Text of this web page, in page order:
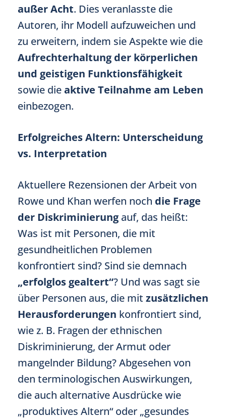
außer Acht. Dies veranlasste die
Autoren, ihr Modell aufzuweichen und
zu erweitern, indem sie Aspekte wie die
Aufrechterhaltung der körperlichen
und geistigen Funktionsfähigkeit
sowie dieaktive Teilnahme am Leben
einbezogen.
Erfolgreiches Altern: Unterscheidung
vs. Interpretation
Aktuellere Rezensionen der Arbeit von
Rowe und Khan werfen noch die Frage
der Diskriminierung auf, das heißt:
Was ist mit Personen, die mit
gesundheitlichen Problemen
konfrontiert sind? Sind sie demnach
„erfolglos gealtert“? Und was sagt sie
über Personen aus, die mit zusätzlichen
Herausforderungen konfrontiert sind,
wie z. B. Fragen der ethnischen
Diskriminierung, der Armut oder
mangelnder Bildung? Abgesehen von
den terminologischen Auswirkungen,
die auch alternative Ausdrücke wie
„produktives Altern“ oder „gesundes